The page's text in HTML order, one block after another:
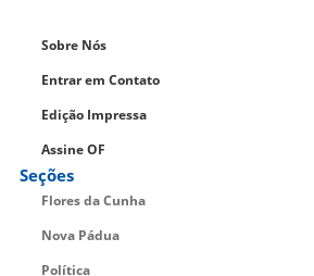
Sobre Nós
Entrar em Contato
Edição Impressa
Assine OF
Seções
Flores da Cunha
Nova Pádua
Política